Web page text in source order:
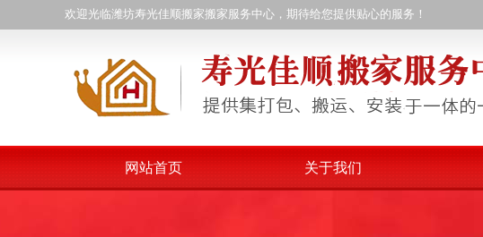
欢迎光临潍坊寿光佳顺搬家搬家服务中心，期待给您提供贴心的服务！
网站首页 关于我们